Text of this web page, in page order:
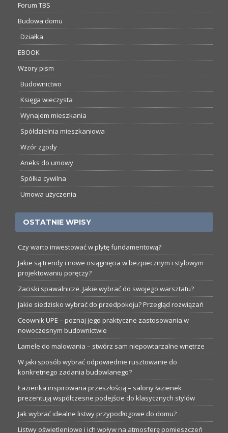
Forum TBS
Budowa domu
Działka
EBOOK
Wzory pism
Budownictwo
Księga wieczysta
Wynajem mieszkania
Spółdzielnia mieszkaniowa
Wzór zgody
Aneks do umowy
Spółka cywilna
Umowa użyczenia
OSTATNIE WPISY
Czy warto inwestować w płytę fundamentową?
Jakie są trendy i nowe osiągnięcia w bezpiecznym i stylowym
projektowaniu poręczy?
Zaciski spawalnicze. Jakie wybrać do swojego warsztatu?
Jakie siedzisko wybrać do przedpokoju? Przegląd rozwiązań
Ceownik UPE – poznaj jego praktyczne zastosowania w
nowoczesnym budownictwie
Lamele do malowania – stwórz sam niepowtarzalne wnętrze
W jaki sposób wybrać odpowiednie rusztowanie do
konkretnego zadania budowlanego?
Łazienka inspirowana przeszłością – salony łazienek
prezentują współczesne podejście do klasycznych stylów
Jak wybrać idealne listwy przypodłogowe do domu?
Listwy oświetleniowe i ich wpływ na atmosferę pomieszczeń